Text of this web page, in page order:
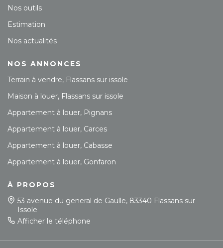
Nos outils
Estimation
Nos actualités
NOS ANNONCES
Terrain à vendre, Flassans sur issole
Maison à louer, Flassans sur issole
Appartement à louer, Pignans
Appartement à louer, Carces
Appartement à louer, Cabasse
Appartement à louer, Gonfaron
À PROPOS
53 avenue du general de Gaulle, 83340 Flassans sur
Issole
Afficher le téléphone